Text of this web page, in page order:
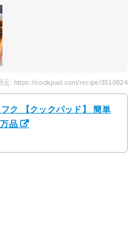
元: https://cookpad.com/recipe/3510824
ク 【クックパッド】 簡単
品